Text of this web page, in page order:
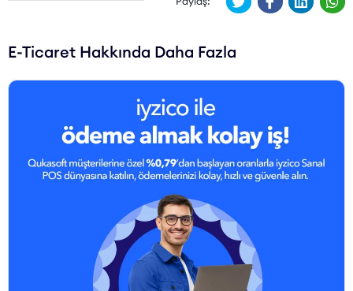
E-Ticaret Hakkında Daha Fazla